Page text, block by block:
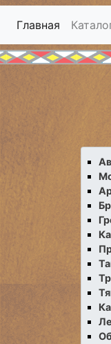
Главная